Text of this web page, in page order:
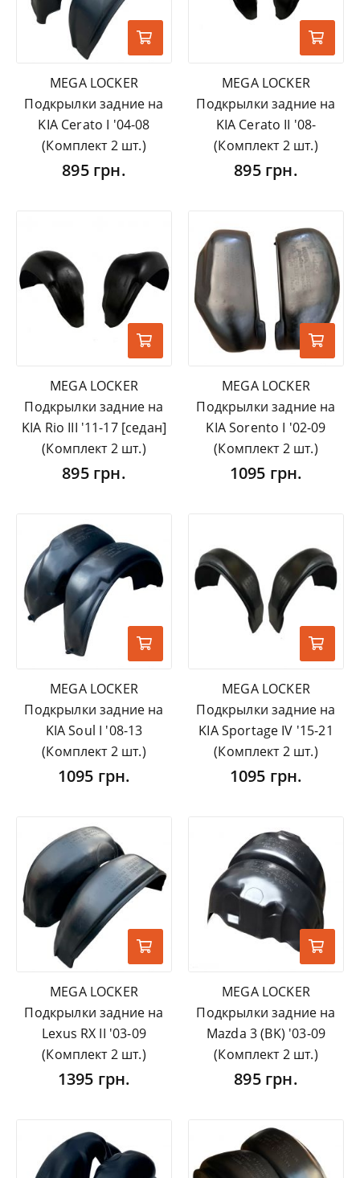
MEGA LOCKER
Подкрылки задние на
KIA Cerato I '04-08
(Комплект 2 шт.)
895 грн.
MEGA LOCKER
Подкрылки задние на
KIA Cerato II '08-
(Комплект 2 шт.)
895 грн.
MEGA LOCKER
Подкрылки задние на
KIA Rio III '11-17 [седан]
(Комплект 2 шт.)
895 грн.
MEGA LOCKER
Подкрылки задние на
KIA Sorento I '02-09
(Комплект 2 шт.)
1095 грн.
MEGA LOCKER
Подкрылки задние на
KIA Soul I '08-13
(Комплект 2 шт.)
1095 грн.
MEGA LOCKER
Подкрылки задние на
KIA Sportage IV '15-21
(Комплект 2 шт.)
1095 грн.
MEGA LOCKER
Подкрылки задние на
Lexus RX II '03-09
(Комплект 2 шт.)
1395 грн.
MEGA LOCKER
Подкрылки задние на
Mazda 3 (BK) '03-09
(Комплект 2 шт.)
895 грн.